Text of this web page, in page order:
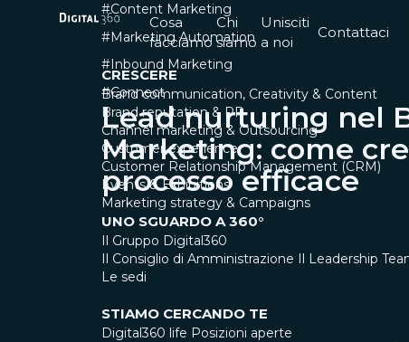
Cosa
facciamo
Chi
siamo
Unisciti
a noi
Contattaci
CRESCERE
Brand communication, Creativity & Content
Brand reputation & PR
Channel marketing & Outsourcing
Customer experience
Customer Relationship Management (CRM)
Events & Exhibitions
Marketing strategy & Campaigns
UNO SGUARDO A 360°
Il Gruppo Digital360
Il Consiglio di Amministrazione Il Leadership
Le sedi
STIAMO CERCANDO TE
Digital360 life Posizioni aperte
#Content Marketing
#Marketing Automation
#Inbound Marketing
#Connect
Lead nurturing nel
Marketing: come
processo efficace